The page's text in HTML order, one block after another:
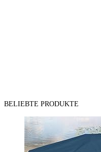
BELIEBTE PRODUKTE